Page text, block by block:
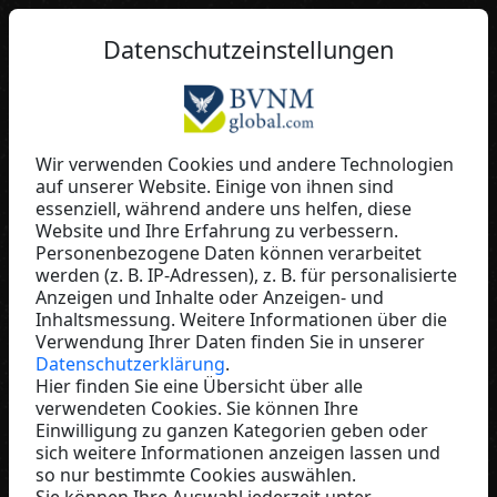
DE
Gabriele Marschall
Fúmée Perfume & Cosmetics
Austria
Datenschutzeinstellungen
Wir verwenden Cookies und andere Technologien
auf unserer Website. Einige von ihnen sind
essenziell, während andere uns helfen, diese
Website und Ihre Erfahrung zu verbessern.
Personenbezogene Daten können verarbeitet
werden (z. B. IP-Adressen), z. B. für personalisierte
Anzeigen und Inhalte oder Anzeigen- und
Inhaltsmessung. Weitere Informationen über die
Verwendung Ihrer Daten finden Sie in unserer
Datenschutzerklärung.
Hier finden Sie eine Übersicht über alle
verwendeten Cookies. Sie können Ihre
Einwilligung zu ganzen Kategorien geben oder
sich weitere Informationen anzeigen lassen und
so nur bestimmte Cookies auswählen.